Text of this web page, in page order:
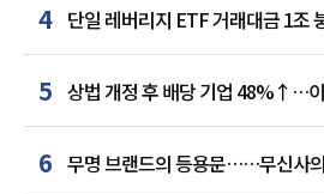
4 단일 레버리지 ETF 거래대금 1조
5 상법 개정 후 배당 기업 48%↑…
최다'
6 무명 브랜드의 등용문……무신사